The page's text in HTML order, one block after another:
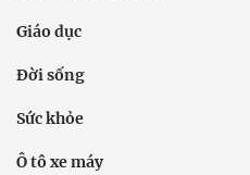
Giáo dục
Đời sống
Sức khỏe
Ô tô xe máy